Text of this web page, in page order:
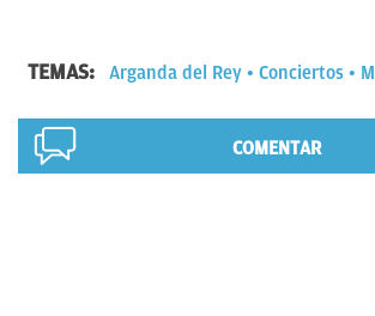
TEMAS: Arganda del Rey Conciertos
COMENTAR